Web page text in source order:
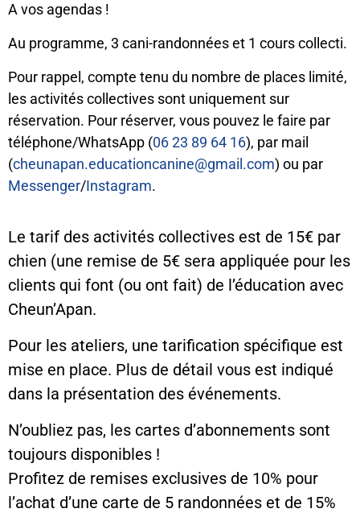
A vos agendas !
Au programme, 3 cani-randonnées et 1 cours collecti.
Pour rappel, compte tenu du nombre de places limité,
les activités collectives sont uniquement sur
réservation. Pour réserver, vous pouvez le faire par
téléphone/WhatsApp (06 23 89 64 16), par mail
(cheunapan.educationcanine@gmail.com) ou par
Messenger/Instagram.
Le tarif des activités collectives est de 15€ par
chien (une remise de 5€ sera appliquée pour les
clients qui font (ou ont fait) de l’éducation avec
Cheun’Apan.
Pour les ateliers, une tarification spécifique est
mise en place. Plus de détail vous est indiqué
dans la présentation des événements.
N’oubliez pas, les cartes d’abonnements sont
toujours disponibles !
Profitez de remises exclusives de 10% pour
l’achat d’une carte de 5 randonnées et de 15%